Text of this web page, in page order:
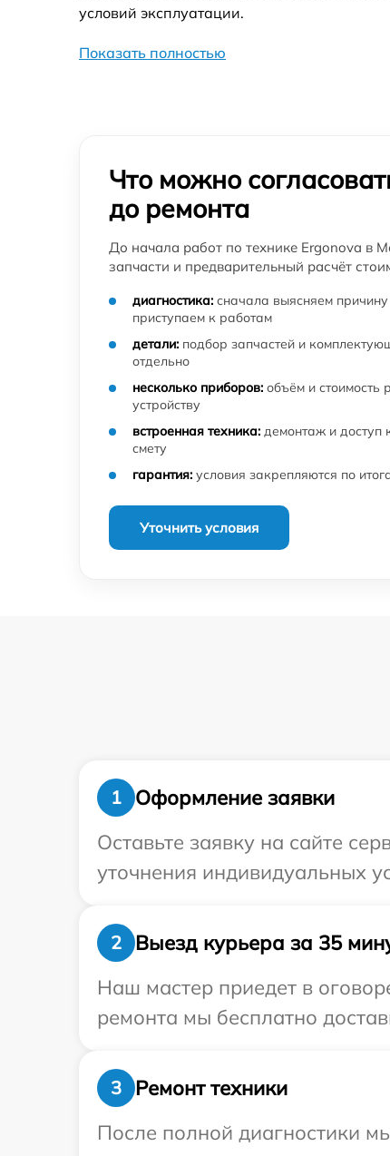
условий эксплуатации.
Показать полностью
Что можно
до ремонта
До начала работ по технике Ergonova в
запчасти и предварительный расчёт
диагностика: сначала выясняем
приступаем к работам
детали: подбор запчастей и
отдельно
несколько приборов: объём и
устройству
встроенная техника: демонтаж и доступ
смету
гарантия: условия закрепляются по
Уточнить условия
1
Оформление заявки
Оставьте заявку на сайте
уточнения индивидуальных
2
Выезд курьера за 35
Наш мастер приедет в
ремонта мы бесплатно
3
Ремонт техники
После полной диагностики